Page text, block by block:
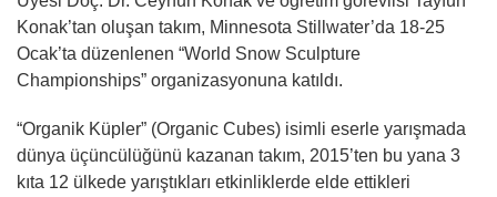
Konak’tan oluşan takım, Minnesota Stillwater’da 18-25
Ocak’ta düzenlenen “World Snow Sculpture
Championships” organizasyonuna katıldı.
“Organik Küpler” (Organic Cubes) isimli eserle yarışmada
dünya üçüncülüğünü kazanan takım, 2015’ten bu yana 3
kıta 12 ülkede yarıştıkları etkinliklerde elde ettikleri